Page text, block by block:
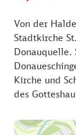
Von der
Stadtkirche
Donauquelle.
Kirche und
des